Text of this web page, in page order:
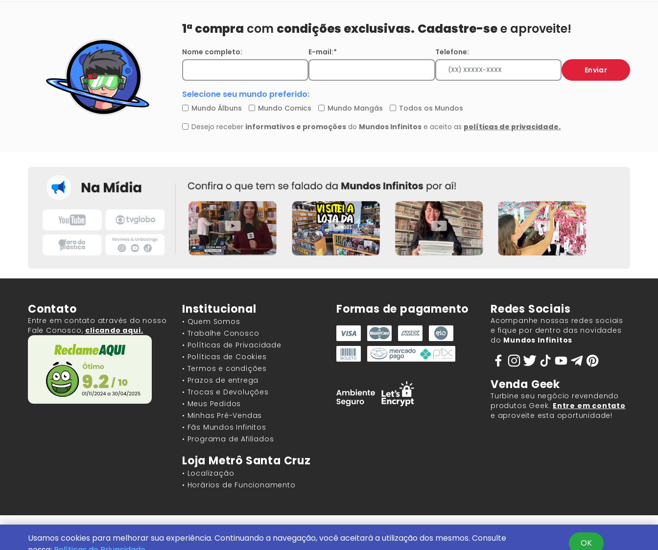
Contato
Entre em contato através do nosso
Fale Conosco, clicando aqui.
Institucional
• Quem Somos
• Trabalhe Conosco
• Políticas de Privacidade
• Políticas de Cookies
• Termos e condições
• Prazos de entrega
• Trocas e Devoluções
• Meus Pedidos
• Minhas Pré-Vendas
• Fãs Mundos Infinitos
• Programa de Afiliados
Loja Metrô Santa Cruz
• Localização
• Horários de Funcionamento
Formas de pagamento Redes Sociais
Acompanhe nossas redes sociais
e fique por dentro das novidades
do Mundos Infinitos
Venda Geek
Turbine seu negócio revendendo
produtos Geek. Entre em contato
e aproveite esta oportunidade!
Mundos Infinitos - Publicações e Geek Store |ContentStuff Publicações e Assinaturas Ltda. CNPJ - 05.859.917/0001-60.
Conheça nossa Loja Física:
Rua Machado Bitencourt, 291 - Vila Clementino, São Paulo/SP, 04044-000
Usamos cookies para melhorar sua experiência. Continuando a navegação, você aceitará a utilização dos mesmos. Consulte
OK